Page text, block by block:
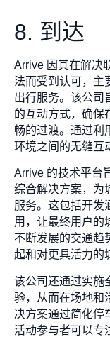
8. 到达
Arrive 因其在解决
法而受到认可，主
出行服务。该公司
的互动方式，确保
畅的过渡。通过利
环境之间的无缝互
Arrive 的技术平台
综合解决方案，为
服务。这包括开发
用，让最终用户的
不断发展的交通趋
起和对更具活力的
该公司还通过实施
验，从而在场地和
决方案通过简化停
活动参与者可以专